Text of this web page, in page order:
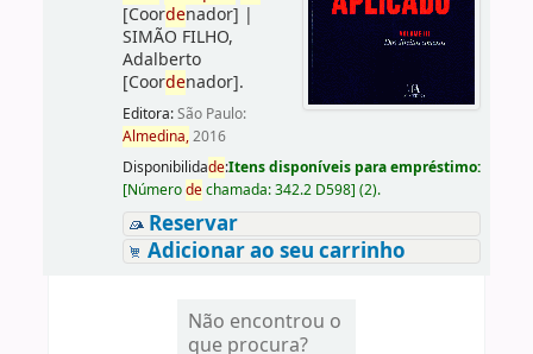
[Coordenador] |
SIMÃO FILHO,
Adalberto
[Coordenador].
Editora:São Paulo:
Almedina,2016
Disponibilidade:Itens disponíveis para empréstimo:
[Númerodechamada:342.2 D598] (2).
Reservar
Adicionar ao seu carrinho
Não encontrou o
que procura?